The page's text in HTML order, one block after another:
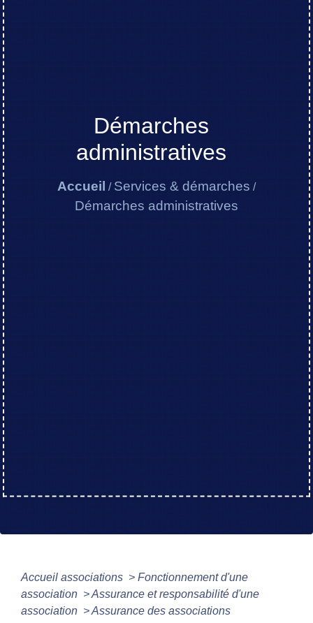
Démarches
administratives
Accueil / Services & démarches /
Démarches administratives
Accueil associations > Fonctionnement d'une
association >Assurance et responsabilité d'une
association >Assurance des associations